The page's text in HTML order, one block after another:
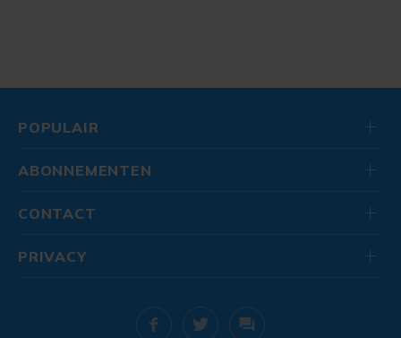
POPULAIR
ABONNEMENTEN
CONTACT
PRIVACY